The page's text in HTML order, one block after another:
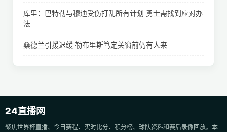
库里：巴特勒与穆迪受伤打乱所有计划 勇士需找到应对办
法
桑德兰引援迟缓 勒布里斯笃定关窗前仍有人来
24直播网
聚焦世界杯直播、今日赛程、实时比分、积分榜、球队资料和赛后录像回放。本